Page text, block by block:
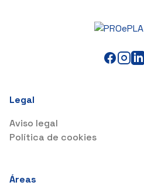
Legal
Aviso legal
Política de cookies
Áreas